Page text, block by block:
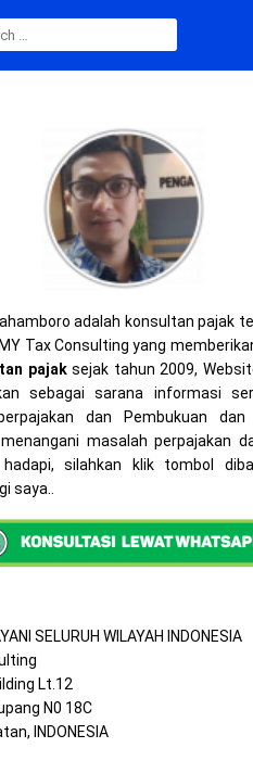
FOR:
adalah konsultan pajak
Tax Consulting yang
pajaksejak tahun 2009,
sebagai sarana informasi
dan Pembukuan
masalah perpajakan
silahkan klik tombol
saya..
SELURUH WILAYAH INDONESIA
Lt.12
N0 18C
INDONESIA